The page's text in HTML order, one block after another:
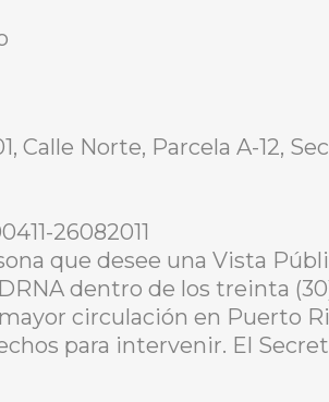
Calle Norte, Parcela A-12,
26082011
que desee una Vista
dentro de los treinta
circulación en Puerto
para intervenir. El